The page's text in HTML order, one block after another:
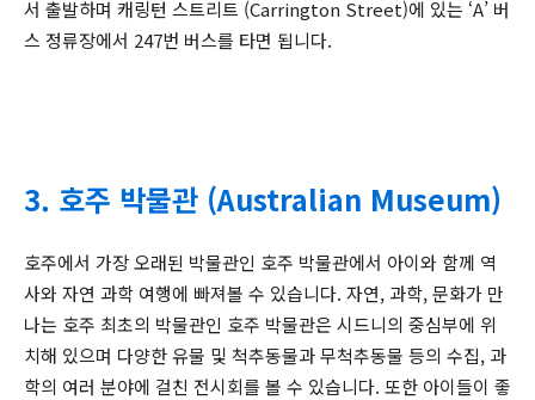
서 출발하며 캐링턴 스트리트 (Carrington Street)에 있는 ‘A’ 버
스 정류장에서 247번 버스를 타면 됩니다.
3. 호주 박물관 (Australian Museum)
호주에서 가장 오래된 박물관인 호주 박물관에서 아이와 함께 역
사와 자연 과학 여행에 빠져볼 수 있습니다. 자연, 과학, 문화가 만
나는 호주 최초의 박물관인 호주 박물관은 시드니의 중심부에 위
치해 있으며 다양한 유물 및 척추동물과 무척추동물 등의 수집, 과
학의 여러 분야에 걸친 전시회를 볼 수 있습니다. 또한 아이들이 좋